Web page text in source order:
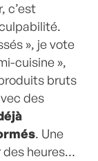
c’est
», je vote
cuisine »,
bruts
des
. Une
des heures…